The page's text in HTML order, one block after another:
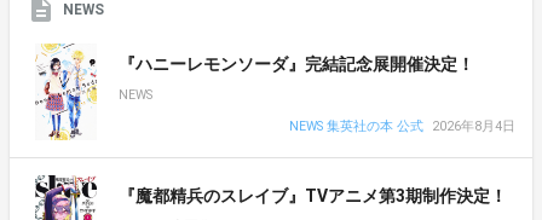
NEWS
『ハニーレモンソーダ』完結記念展開催決定！
NEWS
NEWS 集英社の本 公式
2026年8月4日
『魔都精兵のスレイブ』TVアニメ第3期制作決定！